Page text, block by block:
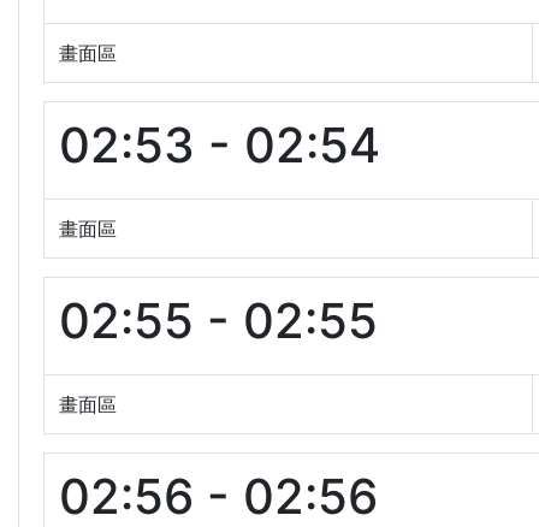
畫面區
02:53 - 02:54
畫面區
02:55 - 02:55
畫面區
02:56 - 02:56